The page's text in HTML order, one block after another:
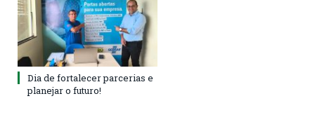
Dia de fortalecer parcerias e
planejar o futuro!